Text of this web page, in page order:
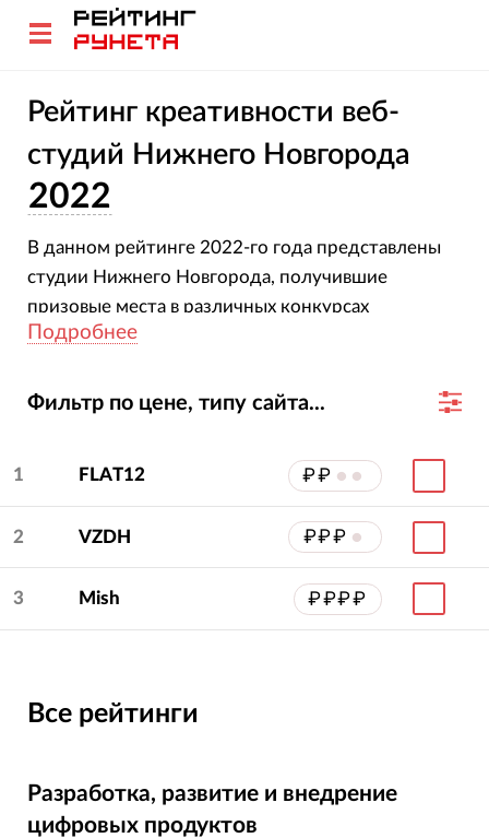
Рейтинг креативности веб-
студий Нижнего Новгорода
2022
В данном рейтинге 2022-го года представлены
студии Нижнего Новгорода, получившие
призовые места в различных конкурсах
креативности.
Подробнее
Фильтр по цене, типу сайта...
1 FLAT12 ₽₽ ••
2 VZDH ₽₽₽ •
3 Mish ₽₽₽₽
Все рейтинги
Разработка, развитие и внедрение
цифровых продуктов